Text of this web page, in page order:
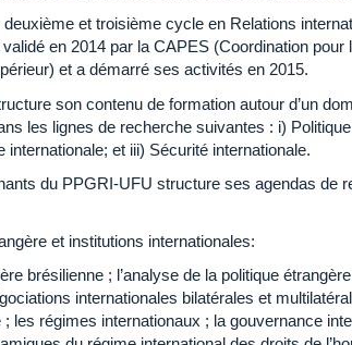
et troisième cycle en Relations
validé en 2014 par la CAPES (Coordination
et a démarré ses activités en 2015.
son contenu de formation autour d’un
les lignes de recherche suivantes : i)
internationale; et iii) Sécurité internationale.
du PPGRI-UFU structure ses agendas de
et institutions internationales:
brésilienne ; l’analyse de la politique
internationales bilatérales et
; les régimes internationaux ; la gouvernance